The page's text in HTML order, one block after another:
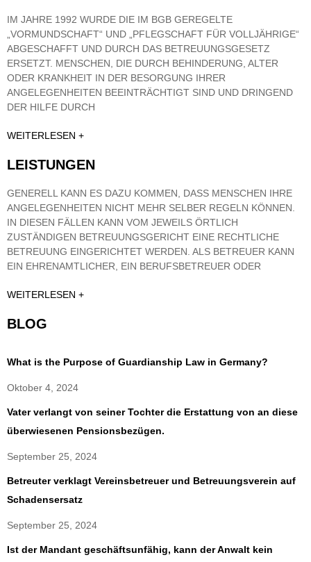
IM JAHRE 1992 WURDE DIE IM BGB GEREGELTE
„VORMUNDSCHAFT“ UND „PFLEGSCHAFT FÜR VOLLJÄHRIGE“
ABGESCHAFFT UND DURCH DAS BETREUUNGSGESETZ
ERSETZT. MENSCHEN, DIE DURCH BEHINDERUNG, ALTER
ODER KRANKHEIT IN DER BESORGUNG IHRER
ANGELEGENHEITEN BEEINTRÄCHTIGT SIND UND DRINGEND
DER HILFE DURCH
WEITERLESEN +
LEISTUNGEN
GENERELL KANN ES DAZU KOMMEN, DASS MENSCHEN IHRE
ANGELEGENHEITEN NICHT MEHR SELBER REGELN KÖNNEN.
IN DIESEN FÄLLEN KANN VOM JEWEILS ÖRTLICH
ZUSTÄNDIGEN BETREUUNGSGERICHT EINE RECHTLICHE
BETREUUNG EINGERICHTET WERDEN. ALS BETREUER KANN
EIN EHRENAMTLICHER, EIN BERUFSBETREUER ODER
WEITERLESEN +
BLOG
What is the Purpose of Guardianship Law in Germany?
Oktober 4, 2024
Vater verlangt von seiner Tochter die Erstattung von an diese
überwiesenen Pensionsbezügen.
September 25, 2024
Betreuter verklagt Vereinsbetreuer und Betreuungsverein auf
Schadensersatz
September 25, 2024
Ist der Mandant geschäftsunfähig, kann der Anwalt kein